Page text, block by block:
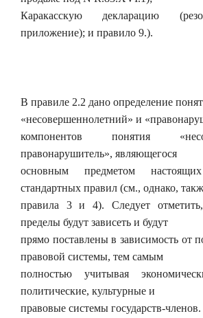
Каракасскую декларацию
приложение); и правило 9.).
В правиле 2.2 дано определение
«несовершеннолетний» и
компонентов понятия
правонарушитель», являющегося
основным предметом
стандартных правил (см., однако,
правила 3 и 4). Следует
пределы будут зависеть и будут
прямо поставлены в зависимость от
правовой системы, тем самым
полностью учитывая
политические, культурные и
правовые системы государств-